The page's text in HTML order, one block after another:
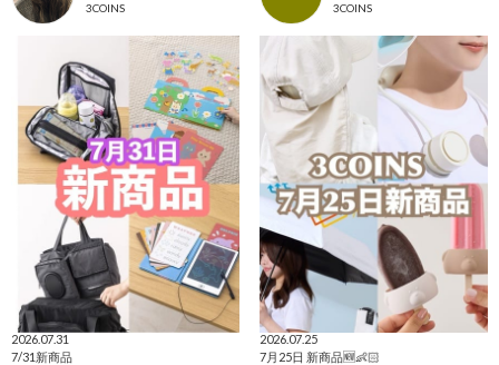
3COINS
3COINS
2026.07.31
7/31新商品
2026.07.25
7月25日 新商品🆕👶🏻